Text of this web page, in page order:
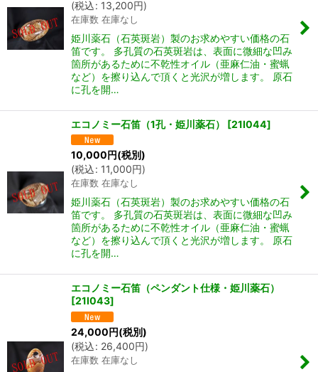
(税込: 13,200円)
在庫数 在庫なし
姫川薬石（石英斑岩）製のお求めやすい価格の石
笛です。 多孔質の石英斑岩は、表面に微細な凹み
箇所があるために不乾性オイル（亜麻仁油・蜜蝋
など）を擦り込んで頂くと光沢が増します。 原石
に孔を開…
エコノミー石笛（1孔・姫川薬石） [21I044]
10,000 円(税別)
(税込: 11,000円)
在庫数 在庫なし
姫川薬石（石英斑岩）製のお求めやすい価格の石
笛です。 多孔質の石英斑岩は、表面に微細な凹み
箇所があるために不乾性オイル（亜麻仁油・蜜蝋
など）を擦り込んで頂くと光沢が増します。 原石
に孔を開…
エコノミー石笛（ペンダント仕様・姫川薬石）
[21I043]
24,000円(税別)
(税込: 26,400円)
在庫数 在庫なし